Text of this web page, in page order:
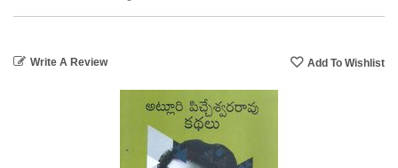
Write A Review